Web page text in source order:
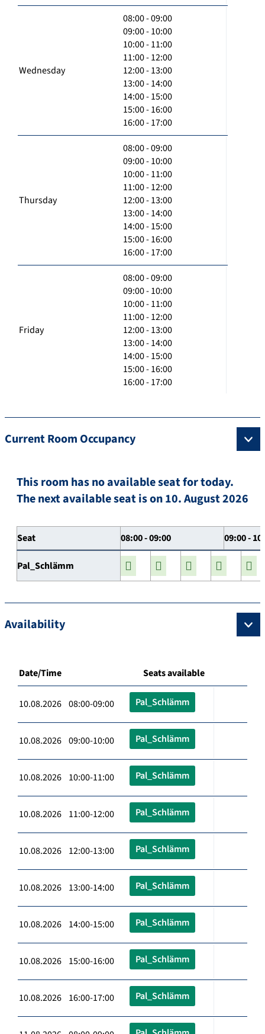
Wednesday
08:00 - 09:00
09:00 - 10:00
10:00 - 11:00
11:00 - 12:00
12:00 - 13:00
13:00 - 14:00
14:00 - 15:00
15:00 - 16:00
16:00 - 17:00
Thursday
08:00 - 09:00
09:00 - 10:00
10:00 - 11:00
11:00 - 12:00
12:00 - 13:00
13:00 - 14:00
14:00 - 15:00
15:00 - 16:00
16:00 - 17:00
Friday
08:00 - 09:00
09:00 - 10:00
10:00 - 11:00
11:00 - 12:00
12:00 - 13:00
13:00 - 14:00
14:00 - 15:00
15:00 - 16:00
16:00 - 17:00
Current Room Occupancy
This room has no available seat for today.
The next available seat is on 10. August 2026
Seat 08:00 - 09:00 09:00 -
Pal_Schlämm
Availability
Date/Time Seats available
10.08.2026 08:00-09:00 Pal_Schlämm
10.08.2026 09:00-10:00 Pal_Schlämm
10.08.2026 10:00-11:00 Pal_Schlämm
10.08.2026 11:00-12:00 Pal_Schlämm
10.08.2026 12:00-13:00 Pal_Schlämm
10.08.2026 13:00-14:00 Pal_Schlämm
10.08.2026 14:00-15:00 Pal_Schlämm
10.08.2026 15:00-16:00 Pal_Schlämm
10.08.2026 16:00-17:00 Pal_Schlämm